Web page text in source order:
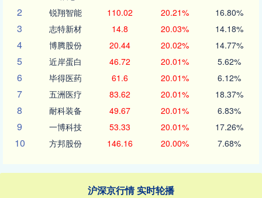
2 锐翔智能 110.02 20.21% 16.80%
3 志特新材 14.8 20.03% 14.18%
4 博腾股份 20.44 20.02% 14.77%
5 近岸蛋白 46.72 20.01% 5.62%
6 毕得医药 61.6 20.01% 6.12%
7 五洲医疗 83.62 20.01% 18.37%
8 耐科装备 49.67 20.01% 6.83%
9 一博科技 53.33 20.01% 17.26%
10 方邦股份 146.16 20.00% 7.68%
沪深京行情 实时轮播